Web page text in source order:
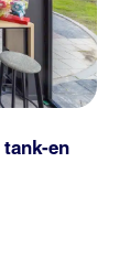
tank-en